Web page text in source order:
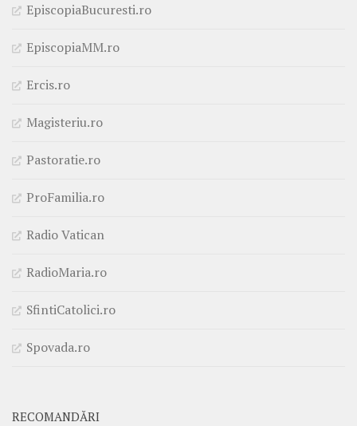
EpiscopiaBucuresti.ro
EpiscopiaMM.ro
Ercis.ro
Magisteriu.ro
Pastoratie.ro
ProFamilia.ro
Radio Vatican
RadioMaria.ro
SfintiCatolici.ro
Spovada.ro
RECOMANDĂRI